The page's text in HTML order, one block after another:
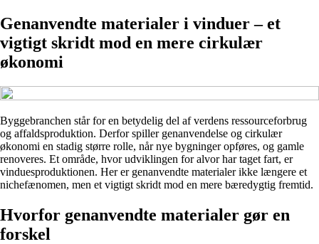
Genanvendte materialer i vinduer – et
vigtigt skridt mod en mere cirkulær
økonomi
Byggebranchen står for en betydelig del af verdens ressourceforbrug
og affaldsproduktion. Derfor spiller genanvendelse og cirkulær
økonomi en stadig større rolle, når nye bygninger opføres, og gamle
renoveres. Et område, hvor udviklingen for alvor har taget fart, er
vinduesproduktionen. Her er genanvendte materialer ikke længere et
nichefænomen, men et vigtigt skridt mod en mere bæredygtig fremtid.
Hvorfor genanvendte materialer gør en
forskel